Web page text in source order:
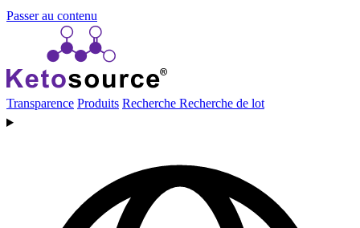
Passer au contenu
Transparence Produits Recherche Recherche de lot